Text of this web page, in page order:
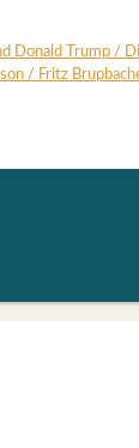
Donald Trump /
/ Fritz